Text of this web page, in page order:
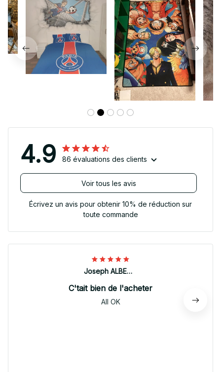
4.9 86 évaluations des clients
Voir tous les avis
Écrivez un avis pour obtenir 10% de réduction sur
toute commande
Joseph ALBERTINI
C'tait bien de l'acheter
All OK